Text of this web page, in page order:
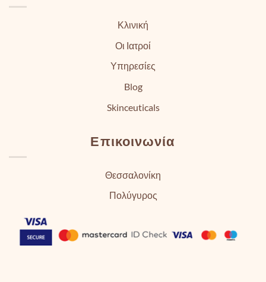
Κλινική
Οι Ιατροί
Υπηρεσίες
Blog
Skinceuticals
Επικοινωνία
Θεσσαλονίκη
Πολύγυρος